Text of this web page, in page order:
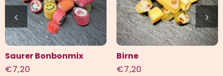
Saurer Bonbonmix
€7,20
Birne
€7,20